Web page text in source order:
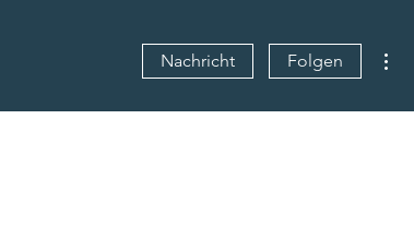
Nachricht Folgen